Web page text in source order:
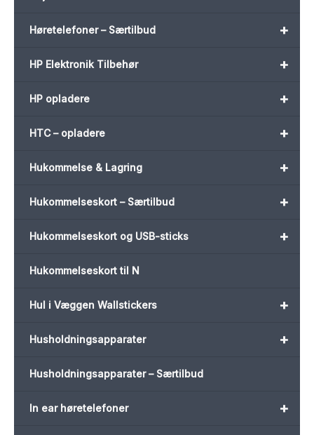
+
Høretelefoner – Særtilbud
+
HP Elektronik Tilbehør
+
HP opladere
+
HTC – opladere
+
Hukommelse & Lagring
+
Hukommelseskort – Særtilbud
+
Hukommelseskort og USB-sticks
Hukommelseskort til N
+
Hul i Væggen Wallstickers
+
Husholdningsapparater
Husholdningsapparater – Særtilbud
+
In ear høretelefoner